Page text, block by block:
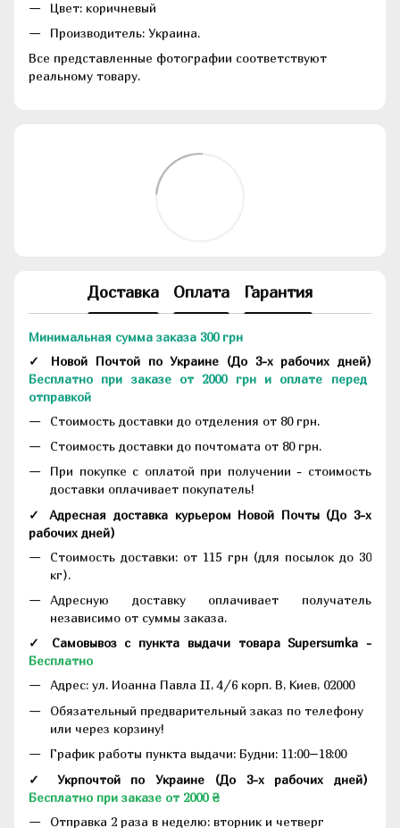
Цвет: коричневый
Производитель: Украина.
Все представленные фотографии соответствуют
реальному товару.
Доставка Оплата Гарантия
Минимальная сумма заказа 300 грн
✓ Новой Почтой по Украине (До 3-х рабочих дней)
Бесплатно при заказе от 2000 грн и оплате перед
отправкой
Стоимость доставки до отделения от 80 грн.
Стоимость доставки до почтомата от 80 грн.
При покупке с оплатой при получении - стоимость
доставки оплачивает покупатель!
✓ Адресная доставка курьером Новой Почты (До 3-х
рабочих дней)
Стоимость доставки: от 115 грн (для посылок до 30
кг).
Адресную доставку оплачивает получатель
независимо от суммы заказа.
✓ Самовывоз с пункта выдачи товара Supersumka -
Бесплатно
Адрес: ул. Иоанна Павла II, 4/6 корп. В, Киев, 02000
Обязательный предварительный заказ по телефону
или через корзину!
График работы пункта выдачи: Будни: 11:00–18:00
✓ Укрпочтой по Украине (До 3-х рабочих дней)
Бесплатно при заказе от 2000 ₴
Отправка 2 раза в неделю: вторник и четверг